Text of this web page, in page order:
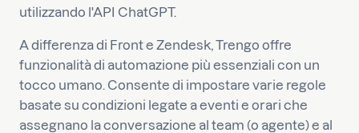
utilizzando l'API ChatGPT.
A differenza di Front e Zendesk, Trengo offre
funzionalità di automazione più essenziali con un
tocco umano. Consente di impostare varie regole
basate su condizioni legate a eventi e orari che
assegnano la conversazione al team (o agente) e al